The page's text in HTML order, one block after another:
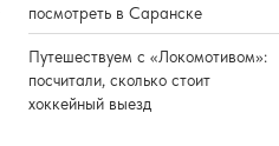
посмотреть в Саранске
Путешествуем с «Локомотивом»:
посчитали, сколько стоит
хоккейный выезд